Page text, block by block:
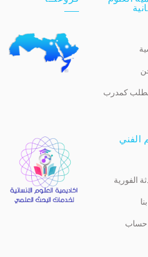
كمدرب
الفني
الفورية
حساب